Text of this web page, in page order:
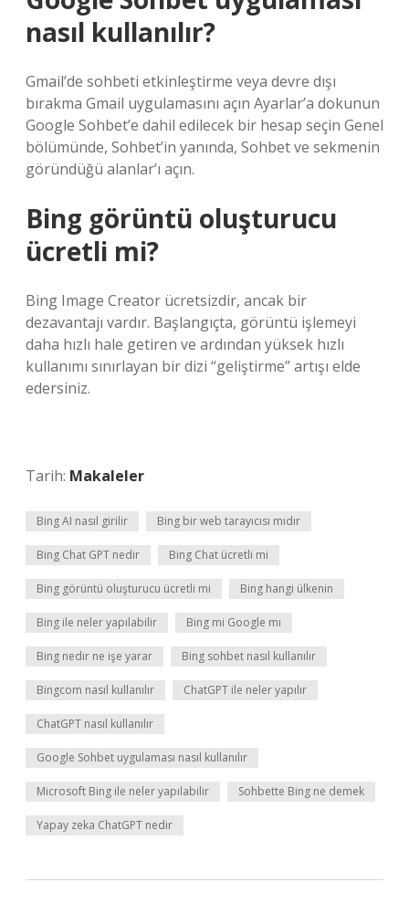
nasıl kullanılır?
Gmail’de sohbeti etkinleştirme veya devre dışı
bırakma Gmail uygulamasını açın Ayarlar’a dokunun
Google Sohbet’e dahil edilecek bir hesap seçin Genel
bölümünde, Sohbet’in yanında, Sohbet ve sekmenin
göründüğü alanlar’ı açın.
Bing görüntü oluşturucu
ücretli mi?
Bing Image Creator ücretsizdir, ancak bir
dezavantajı vardır. Başlangıçta, görüntü işlemeyi
daha hızlı hale getiren ve ardından yüksek hızlı
kullanımı sınırlayan bir dizi “geliştirme” artışı elde
edersiniz.
Tarih: Makaleler
Bing AI nasıl girilir Bing bir web tarayıcısı mıdır
Bing Chat GPT nedir Bing Chat ücretli mi
Bing görüntü oluşturucu ücretli mi Bing hangi ülkenin
Bing ile neler yapılabilir Bing mi Google mı
Bing nedir ne işe yarar Bing sohbet nasıl kullanılır
Bingcom nasıl kullanılır ChatGPT ile neler yapılır
ChatGPT nasıl kullanılır
Google Sohbet uygulaması nasıl kullanılır
Microsoft Bing ile neler yapılabilir Sohbette Bing ne demek
Yapay zeka ChatGPT nedir